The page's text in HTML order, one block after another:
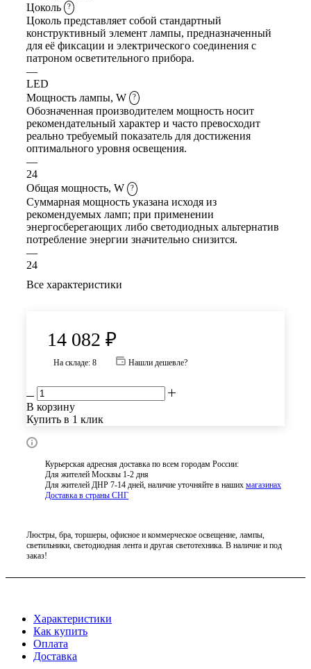
Цоколь
?
Цоколь представляет собой стандартный
конструктивный элемент лампы, предназначенный
для её фиксации и электрического соединения с
патроном осветительного прибора.
—
LED
Мощность лампы, W
?
Обозначенная производителем мощность носит
рекомендательный характер и часто превосходит
реально требуемый показатель для достижения
оптимального уровня освещения.
—
24
Общая мощность, W
?
Суммарная мощность указана исходя из
рекомендуемых ламп; при применении
энергосберегающих либо светодиодных альтернатив
потребление энергии значительно снизится.
—
24
Все характеристики
14 082 ₽
На складе: 8 Нашли дешевле?
В корзину
Купить в 1 клик
Курьерская адресная доставка по всем городам России:
Для жителей Москвы 1-2 дня
Для жителей ДНР 7-14 дней, наличие уточняйте в наших магазинах
Доставка в страны СНГ
Люстры, бра, торшеры, офисное и коммерческое освещение, лампы,
светильники, светодиодная лента и другая светотехника. В наличие и под
заказ!
Характеристики
Как купить
Оплата
Доставка